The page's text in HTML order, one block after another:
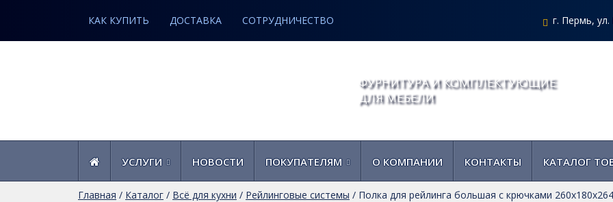
КАК КУПИТЬ ДОСТАВКА СОТРУДНИЧЕСТВО г. Пермь,
ФУРНИТУРА И КОМПЛЕКТУЮЩИЕ
ДЛЯ МЕБЕЛИ
УСЛУГИ НОВОСТИ ПОКУПАТЕЛЯМ О КОМПАНИИ КОНТАКТЫ КАТАЛОГ
Главная / Каталог / Всё для кухни / Рейлинговые системы / Полка для рейлинга большая с крючками